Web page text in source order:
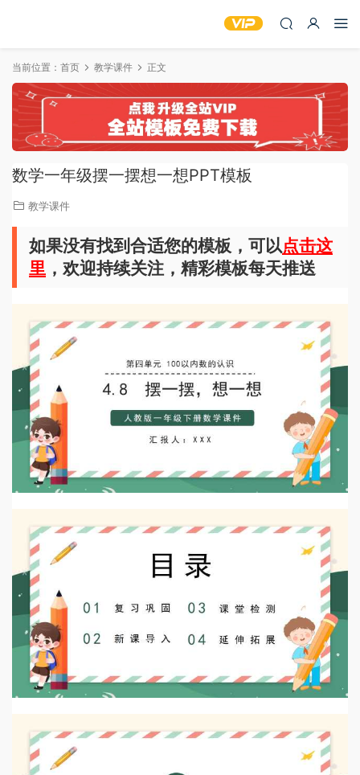
当前位置： 首页 教学课件 正文
数学一年级摆一摆想一想PPT模板
教学课件
如果没有找到合适您的模板，可以点击这
里 ，欢迎持续关注，精彩模板每天推送